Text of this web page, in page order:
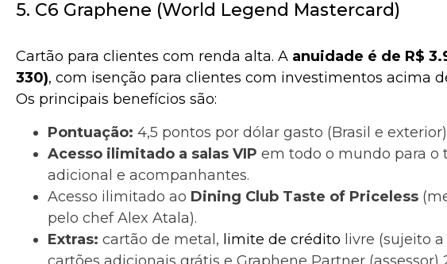
5. C6 Graphene (World Legend Mastercard)
Cartão para clientes com renda alta. A anuidade é de R$
330), com isenção para clientes com investimentos acima
Os principais benefícios são:
Pontuação: 4,5 pontos por dólar gasto (Brasil e
Acesso ilimitado a salas VIP em todo o mundo para o
adicional e acompanhantes.
Acesso ilimitado ao Dining Club Taste of Priceless
pelo chef Alex Atala).
Extras: cartão de metal, limite de crédito livre (sujeito a
cartões adicionais grátis e Graphene Partner (assessor)